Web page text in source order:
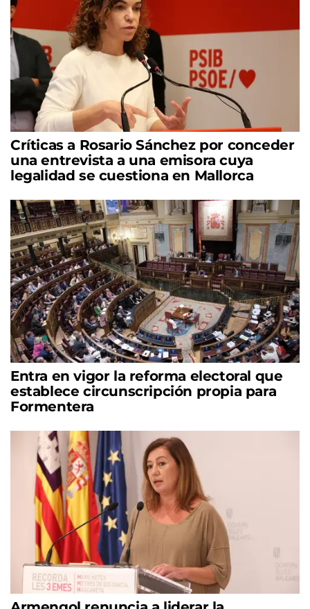
Críticas a Rosario Sánchez por conceder
una entrevista a una emisora cuya
legalidad se cuestiona en Mallorca
Entra en vigor la reforma electoral que
establece circunscripción propia para
Formentera